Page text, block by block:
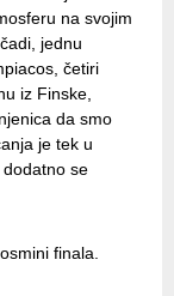
na svojim
jednu
četiri
iz Finske,
da smo
je tek u
se
finala.